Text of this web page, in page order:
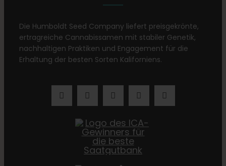
Die Humboldt Seed Company liefert preisgekrönte,
ertragreiche Cannabissamen mit stabiler Genetik,
nachhaltigen Praktiken und Engagement für die
Erhaltung der besten Sorten Kaliforniens.